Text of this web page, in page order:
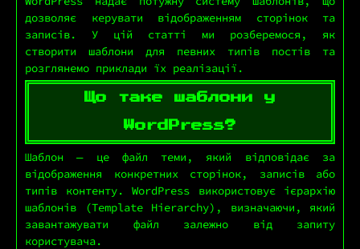
дозволяє керувати відображенням сторінок та
записів. У цій статті ми розберемося, як
створити шаблони для певних типів постів та
розглянемо приклади їх реалізації.
Що таке шаблони у
WordPress?
Шаблон — це файл теми, який відповідає за
відображення конкретних сторінок, записів або
типів контенту. WordPress використовує ієрархію
шаблонів (Template Hierarchy), визначаючи, який
завантажувати файл залежно від запиту
користувача.